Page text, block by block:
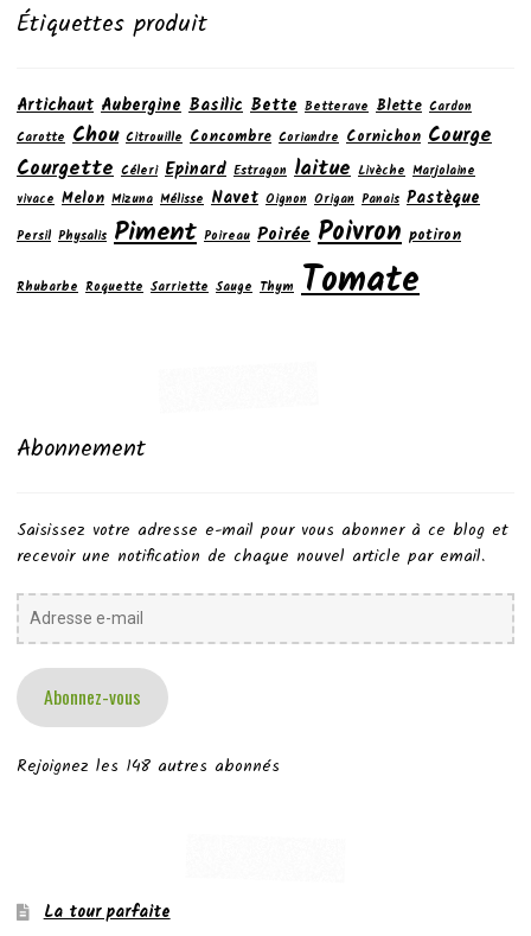
Étiquettes produit
Artichaut Aubergine Basilic Bette Betterave Blette Cardon
Carotte Chou Citrouille Concombre Coriandre Cornichon Courge
Courgette Céleri Epinard Estragon laitue Livèche Marjolaine
vivace Melon Mizuna Mélisse Navet Oignon Origan Panais Pastèque
Persil Physalis Piment Poireau Poirée Poivron potiron
Rhubarbe Roquette Sarriette Sauge Thym Tomate
Abonnement
Saisissez votre adresse e-mail pour vous abonner à ce blog et
recevoir une notification de chaque nouvel article par email.
Adresse
e-
Abonnez-vous
Rejoignez les 148 autres abonnés
La tour parfaite